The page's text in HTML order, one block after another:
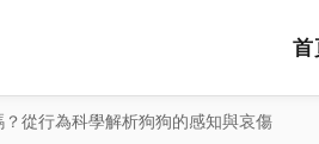
首
從行為科學解析狗狗的感知與哀傷